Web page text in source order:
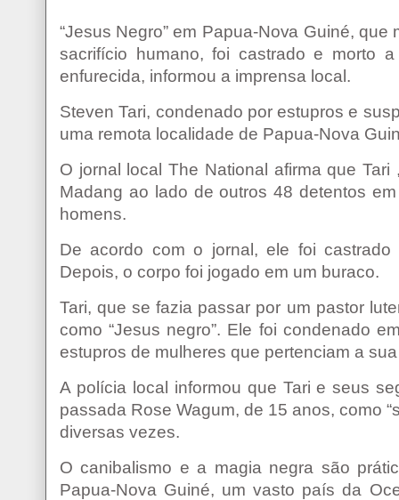
“Jesus Negro” em Papua-Nova Guiné,
sacrifício humano, foi castrado e morto
enfurecida, informou a imprensa local.
Steven Tari, condenado por estupros e
uma remota localidade de Papua-Nova
O jornal local The National afirma que
Madang ao lado de outros 48 detentos
homens.
De acordo com o jornal, ele foi
Depois, o corpo foi jogado em um buraco.
Tari, que se fazia passar por um pastor
como “Jesus negro”. Ele foi condenado
estupros de mulheres que pertenciam a
A polícia local informou que Tari e seus
passada Rose Wagum, de 15 anos, como
diversas vezes.
O canibalismo e a magia negra são
Papua-Nova Guiné, um vasto país da